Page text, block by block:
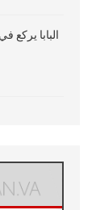
البابا يركع